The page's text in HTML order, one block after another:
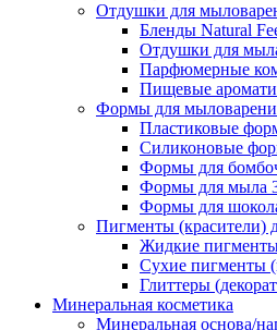
Отдушки для
Бленды Natural
Отдушки для
Парфюмерные
Пищевые
Формы для
Пластиковые
Силиконовые
Формы для
Формы для мыла
Формы для
Пигменты (красители)
Жидкие
Сухие пигменты
Глиттеры
Минеральная косметика
Минеральная основа/